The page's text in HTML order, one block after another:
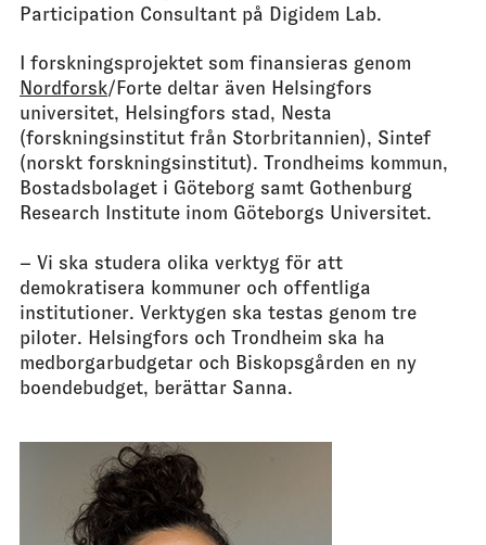
Participation Consultant på Digidem Lab.
I forskningsprojektet som finansieras genom
Nordforsk/Forte deltar även Helsingfors
universitet, Helsingfors stad, Nesta
(forskningsinstitut från Storbritannien), Sintef
(norskt forskningsinstitut). Trondheims kommun,
Bostadsbolaget i Göteborg samt Gothenburg
Research Institute inom Göteborgs Universitet.
– Vi ska studera olika verktyg för att
demokratisera kommuner och offentliga
institutioner. Verktygen ska testas genom tre
piloter. Helsingfors och Trondheim ska ha
medborgarbudgetar och Biskopsgården en ny
boendebudget, berättar Sanna.